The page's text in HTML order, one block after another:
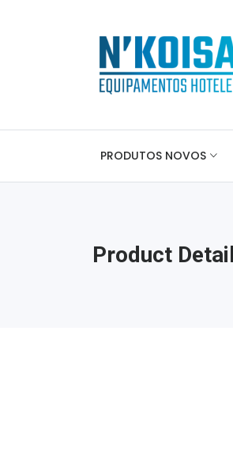
PRODUTOS NOVOS
Product Detail